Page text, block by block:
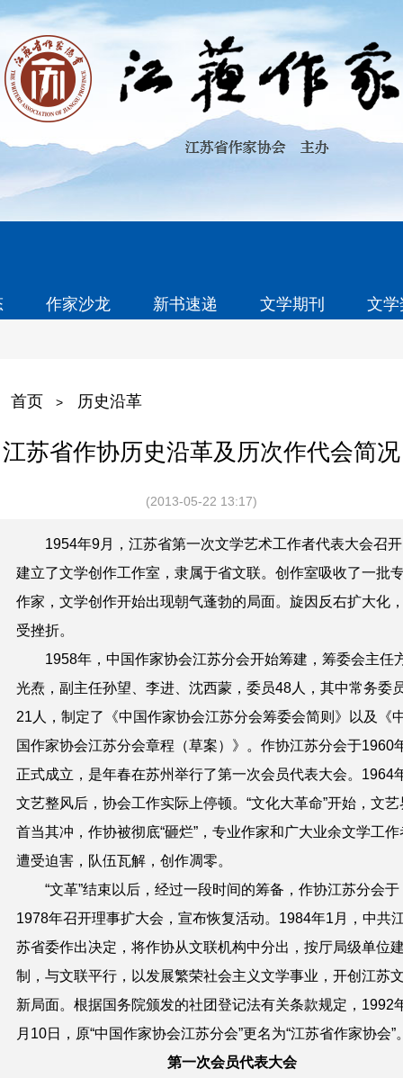
作家沙龙 新书速递 文学期刊 文
首页 > 历史沿革
江苏省作协历史沿革及历次作代会简况
(2013-05-22 13:17)
1954年9月，江苏省第一次文学艺术工作者代表大会召
建立了文学创作工作室，隶属于省文联。创作室吸收了一批
作家，文学创作开始出现朝气蓬勃的局面。旋因反右扩大化
受挫折。
1958年，中国作家协会江苏分会开始筹建，筹委会主任
光焘，副主任孙望、李进、沈西蒙，委员48人，其中常务委
21人，制定了《中国作家协会江苏分会筹委会简则》以及《
国作家协会江苏分会章程（草案）》。作协江苏分会于1960
正式成立，是年春在苏州举行了第一次会员代表大会。1964
文艺整风后，协会工作实际上停顿。“文化大革命”开始，文艺
首当其冲，作协被彻底“砸烂”，专业作家和广大业余文学工作
遭受迫害，队伍瓦解，创作凋零。
“文革”结束以后，经过一段时间的筹备，作协江苏分会于
1978年召开理事扩大会，宣布恢复活动。1984年1月，中共
苏省委作出决定，将作协从文联机构中分出，按厅局级单位
制，与文联平行，以发展繁荣社会主义文学事业，开创江苏
新局面。根据国务院颁发的社团登记法有关条款规定，1992
月10日，原“中国作家协会江苏分会”更名为“江苏省作家协会”
第一次会员代表大会